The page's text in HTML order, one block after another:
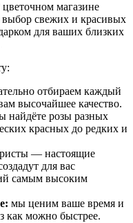
магазине
свежих и красивых
для ваших близких
отбираем каждый
высочайшее качество.
найдёте розы разных
красных до редких и
— настоящие
для вас
самым высоким
мы ценим ваше время и
как можно быстрее.